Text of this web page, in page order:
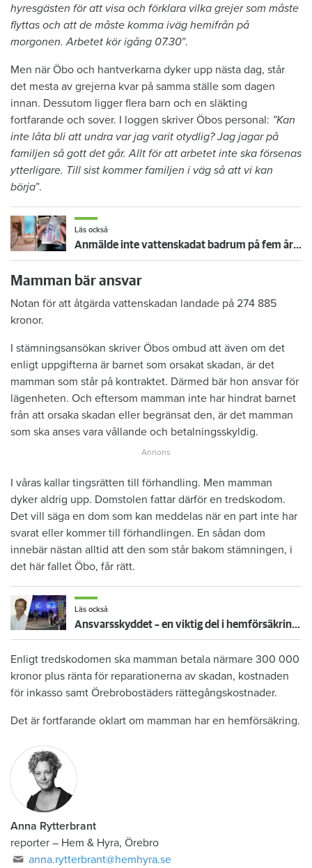
hyresgästen för att visa och förklara vilka grejer som måste
flyttas och att de måste komma iväg hemifrån på
morgonen. Arbetet kör igång 07.30”.
Men när Öbo och hantverkarna dyker upp nästa dag, står
det mesta av grejerna kvar på samma ställe som dagen
innan. Dessutom ligger flera barn och en släkting
fortfarande och sover. I loggen skriver Öbos personal: ”Kan
inte låta bli att undra var jag varit otydlig? Jag jagar på
familjen så gott det går. Allt för att arbetet inte ska försenas
ytterligare. Till sist kommer familjen i väg så att vi kan
börja”.
Läs också
Anmälde inte vattenskadat badrum på fem år – krävs på 125 000 kronor
Mamman bär ansvar
Notan för att åtgärda vattenskadan landade på 274 885
kronor.
I stämningsansökan skriver Öbos ombud att även om det
enligt uppgifterna är barnet som orsakat skadan, är det
mamman som står på kontraktet. Därmed bär hon ansvar för
lägenheten. Och eftersom mamman inte har hindrat barnet
från att orsaka skadan eller begränsat den, är det mamman
som ska anses vara vållande och betalningsskyldig.
I våras kallar tingsrätten till förhandling. Men mamman
dyker aldrig upp. Domstolen fattar därför en tredskodom.
Det vill säga en dom som kan meddelas när en part inte har
svarat eller kommer till förhandlingen. En sådan dom
innebär nästan alltid att den som står bakom stämningen, i
det här fallet Öbo, får rätt.
Läs också
Ansvarsskyddet – en viktig del i hemförsäkringen
Enligt tredskodomen ska mamman betala närmare 300 000
kronor plus ränta för reparationerna av skadan, kostnaden
för inkasso samt Örebrobostäders rättegångskostnader.
Det är fortfarande oklart om mamman har en hemförsäkring.
Anna Rytterbrant
reporter – Hem & Hyra, Örebro
anna.rytterbrant@hemhyra.se